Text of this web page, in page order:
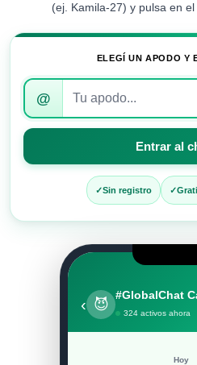
(ej. Kamila-27) y pulsa en el
ELEGÍ UN APODO Y
Introduce
apodo
para
entrar
@
Entrar al
Sin registro
‹ 😈
#GlobalChat
324 activos ahora
Hoy